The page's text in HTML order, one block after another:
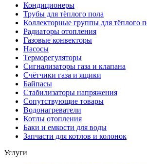
Кондиционеры
Трубы для тёплого пола
Коллекторные группы для тёплого
Радиаторы отопления
Газовые конвекторы
Насосы
Терморегуляторы
Сигнализаторы газа и клапана
Счётчики газа и ящики
Байпасы
Стабилизаторы напряжения
Сопутствующие товары
Водонагреватели
Котлы отопления
Баки и емкости для воды
Запчасти для котлов и колонок
Услуги